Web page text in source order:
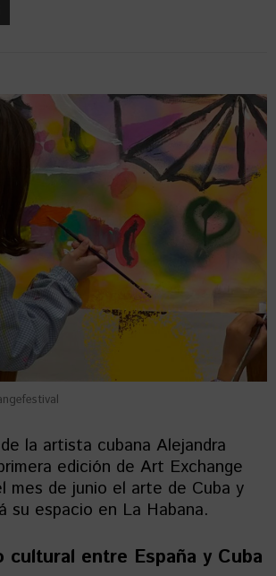
la artista cubana Alejandra
edición de Art Exchange
mes de junio el arte de Cuba y
su espacio en La Habana.
cultural entre España y Cuba